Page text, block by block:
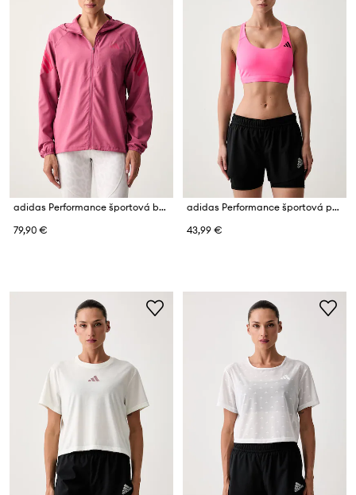
adidas Performance športová bunda dámska ADI365
79,90 €
adidas Performance športová podprsenka Optime Essentials
43,99 €